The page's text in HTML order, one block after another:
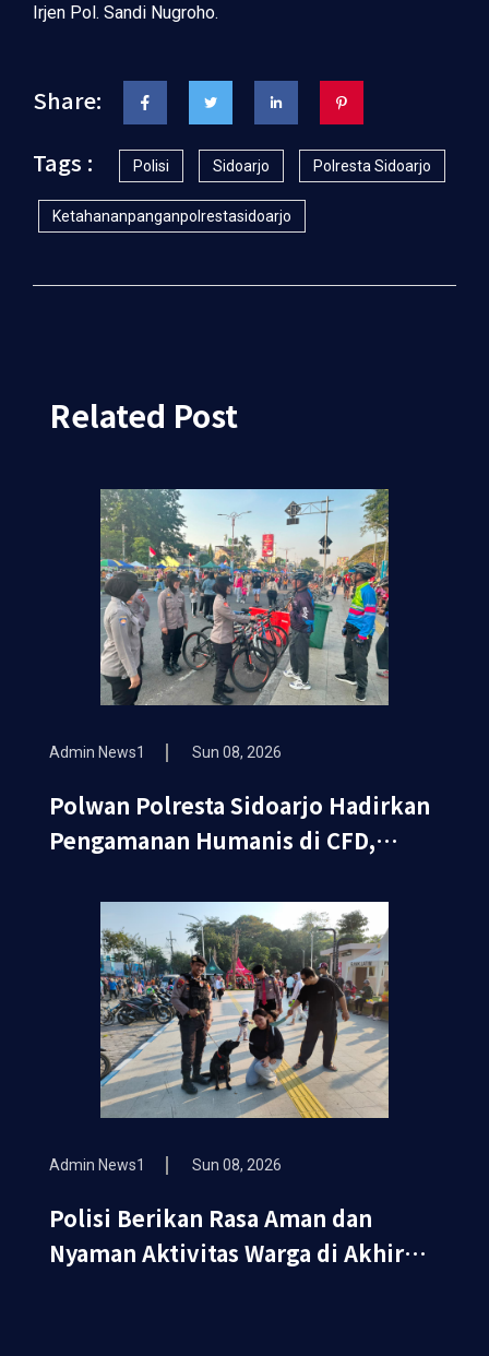
Irjen Pol. Sandi Nugroho.
Share:
Tags :
Polisi Sidoarjo Polresta Sidoarjo
Ketahananpanganpolrestasidoarjo
Related Post
Admin News1 Sun 08, 2026
Polwan Polresta Sidoarjo Hadirkan
Pengamanan Humanis di CFD,
bagi Masyarakat
Admin News1 Sun 08, 2026
Polisi Berikan Rasa Aman dan
Nyaman Aktivitas Warga di Akhir